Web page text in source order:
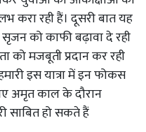
करा रही हैं। दूसरी बात यह
को काफी बढ़ावा दे रही
मजबूती प्रदान कर रही
इस यात्रा में इन फोकस
अमृत काल के दौरान
साबित हो सकते हैं